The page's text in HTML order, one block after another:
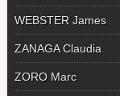
WEBSTER James
ZANAGA Claudia
ZORO Marc